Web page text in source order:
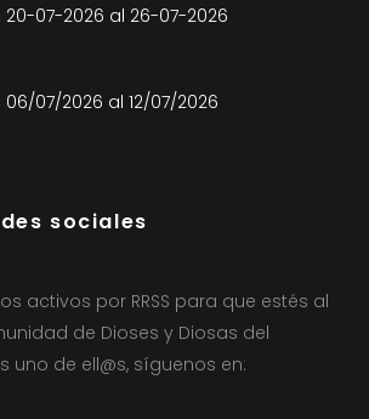
07-2026 al 26-07-2026
07/2026 al 12/07/2026
sociales
activos por RRSS para que estés al
de Dioses y Diosas del
uno de ell@s, síguenos en: